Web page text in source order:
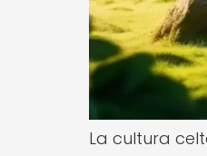
La cultura